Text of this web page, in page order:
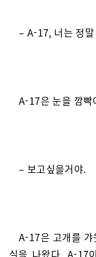
– A-17, 너는 정
A-17은 눈을 깜빡
– 보고싶을거야.
A-17은 고개를
실을 나왔다. A-17